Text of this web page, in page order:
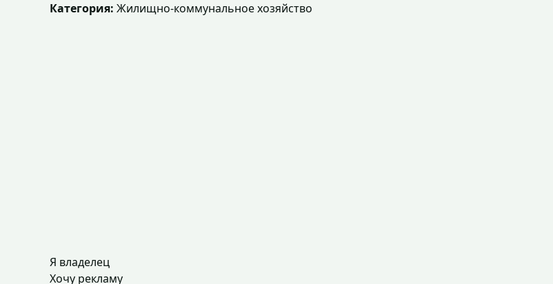
Категория: Жилищно-коммунальное хозяйство
Я владелец
Хочу рекламу